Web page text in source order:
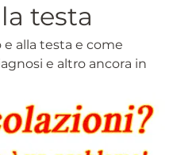
testa
alla testa e come
e altro ancora in